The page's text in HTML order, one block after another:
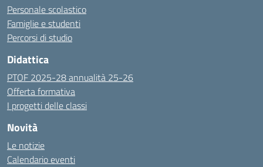
Personale scolastico
Famiglie e studenti
Percorsi di studio
Didattica
PTOF 2025-28 annualità 25-26
Offerta formativa
I progetti delle classi
Novità
Le notizie
Calendario eventi